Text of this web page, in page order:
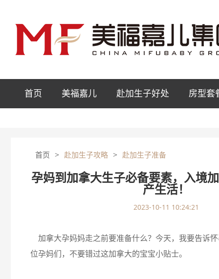
首页 美福嘉儿 赴加生子好处 房型套
首页 > 赴加生子攻略 > 赴加生子准备
孕妈到加拿大生子必备要素，入境
产生活！
2023-10-11 10:24:21
加拿大孕妈妈走之前要准备什么？今天，我要告诉
位孕妈们，不要错过这加拿大的宝宝小贴士。